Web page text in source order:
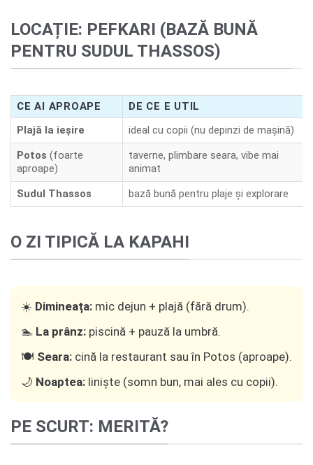
LOCAȚIE: PEFKARI (BAZĂ BUNĂ
PENTRU SUDUL THASSOS)
CE AI APROAPE
DE CE E UTIL
Plajă la ieșire
ideal cu copii (nu depinzi de mașină)
Potos (foarte
aproape)
taverne, plimbare seara, vibe mai
animat
Sudul Thassos
bază bună pentru plaje și explorare
O ZI TIPICĂ LA KAPAHI
☀️ Dimineața: mic dejun + plajă (fără drum).
🏊 La prânz: piscină + pauză la umbră.
🍽️ Seara: cină la restaurant sau în Potos (aproape).
🌙 Noaptea: liniște (somn bun, mai ales cu copii).
PE SCURT: MERITĂ?